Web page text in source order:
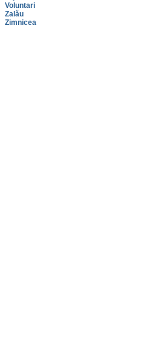
Voluntari
Zalău
Zimnicea